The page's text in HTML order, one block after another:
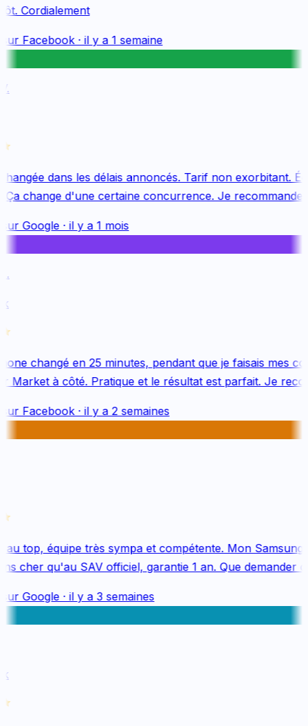
Cordialement
Facebook· il y a 1 semaine
dans les délais annoncés. Tarif non exorbitant.
change d'une certaine concurrence. Je recommande
Google· il y a 1 mois
changé en 25 minutes, pendant que je faisais mes
à côté. Pratique et le résultat est parfait. Je
Facebook· il y a 2 semaines
top, équipe très sympa et compétente. Mon Samsung
cher qu'au SAV officiel, garantie 1 an. Que demander
Google· il y a 3 semaines